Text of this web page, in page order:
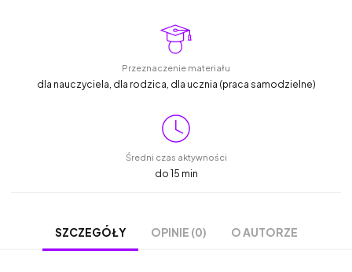
Przeznaczenie materiału
dla nauczyciela, dla rodzica, dla ucznia (praca samodzielne)
Średni czas aktywności
do 15 min
SZCZEGÓŁY OPINIE (0) O AUTORZE